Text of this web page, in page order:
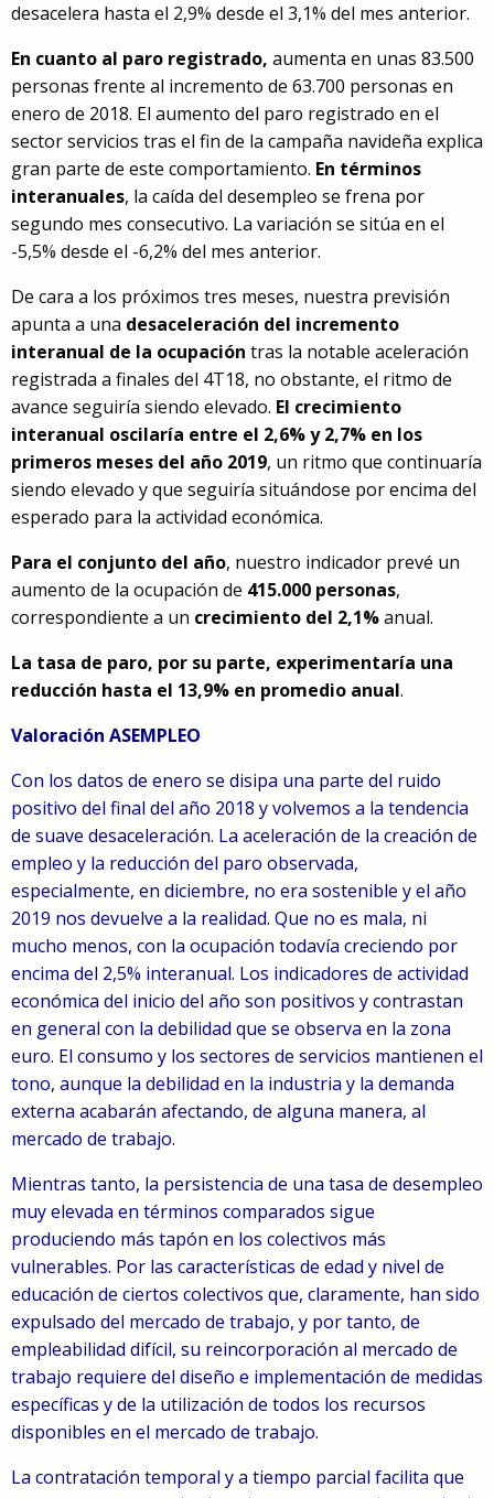
desacelera hasta el 2,9% desde el 3,1% del mes anterior.
En cuanto al paro registrado, aumenta en unas 83.500
personas frente al incremento de 63.700 personas en
enero de 2018. El aumento del paro registrado en el
sector servicios tras el fin de la campaña navideña explica
gran parte de este comportamiento. En términos
interanuales, la caída del desempleo se frena por
segundo mes consecutivo. La variación se sitúa en el
-5,5% desde el -6,2% del mes anterior.
De cara a los próximos tres meses, nuestra previsión
apunta a una desaceleración del incremento
interanual de la ocupación tras la notable aceleración
registrada a finales del 4T18, no obstante, el ritmo de
avance seguiría siendo elevado. El crecimiento
interanual oscilaría entre el 2,6% y 2,7% en los
primeros meses del año 2019, un ritmo que continuaría
siendo elevado y que seguiría situándose por encima del
esperado para la actividad económica.
Para el conjunto del año, nuestro indicador prevé un
aumento de la ocupación de 415.000 personas,
correspondiente a un crecimiento del 2,1%anual.
La tasa de paro, por su parte, experimentaría una
reducción hasta el 13,9% en promedio anual.
Valoración ASEMPLEO
Con los datos de enero se disipa una parte del ruido
positivo del final del año 2018 y volvemos a la tendencia
de suave desaceleración. La aceleración de la creación de
empleo y la reducción del paro observada,
especialmente, en diciembre, no era sostenible y el año
2019 nos devuelve a la realidad. Que no es mala, ni
mucho menos, con la ocupación todavía creciendo por
encima del 2,5% interanual. Los indicadores de actividad
económica del inicio del año son positivos y contrastan
en general con la debilidad que se observa en la zona
euro. El consumo y los sectores de servicios mantienen el
tono, aunque la debilidad en la industria y la demanda
externa acabarán afectando, de alguna manera, al
mercado de trabajo.
Mientras tanto, la persistencia de una tasa de desempleo
muy elevada en términos comparados sigue
produciendo más tapón en los colectivos más
vulnerables. Por las características de edad y nivel de
educación de ciertos colectivos que, claramente, han sido
expulsado del mercado de trabajo, y por tanto, de
empleabilidad difícil, su reincorporación al mercado de
trabajo requiere del diseño e implementación de medidas
específicas y de la utilización de todos los recursos
disponibles en el mercado de trabajo.
La contratación temporal y a tiempo parcial facilita que